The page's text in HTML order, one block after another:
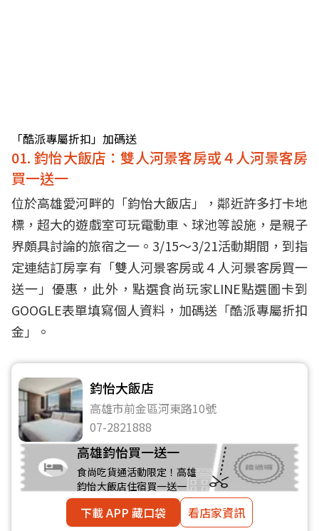
「酷派專屬折扣」加碼送
01. 鈞怡大飯店：雙人河景客房或４人河景客房
買一送一
位於高雄愛河畔的「鈞怡大飯店」，鄰近許多打卡地
標，超大的遊戲室可玩電動車、球池等設施，是親子
界頗具討論的旅宿之一。3/15～3/21活動期間，到指
定連結訂房享有「雙人河景客房或４人河景客房買一
送一」優惠，此外，點選食尚玩家LINE點選圖卡到
GOOGLE表單填寫個人資料，加碼送「酷派專屬折扣
金」。
鈞怡大飯店
高雄市前金區河東路10號
07-2821888
高雄鈞怡買一送一
食尚吃貨通活動限定！高雄
鈞怡大飯店住宿買一送一
下載 APP 藏口袋 看店家資訊